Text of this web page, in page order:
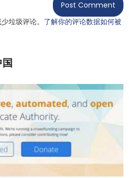
垃圾评论。 了解你的评论数据如何被